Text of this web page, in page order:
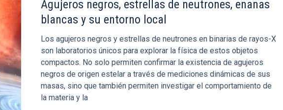
Agujeros negros, estrellas de neutrones, enanas
blancas y su entorno local
Los agujeros negros y estrellas de neutrones en binarias de rayos-X
son laboratorios únicos para explorar la física de estos objetos
compactos. No solo permiten confirmar la existencia de agujeros
negros de origen estelar a través de mediciones dinámicas de sus
masas, sino que también permiten investigar el comportamiento de
la materia y la